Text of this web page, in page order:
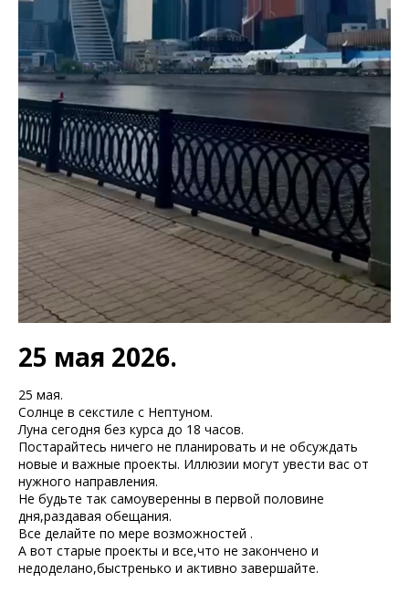
25 мая 2026.
25 мая.
Солнце в секстиле с Нептуном.
Луна сегодня без курса до 18 часов.
Постарайтесь ничего не планировать и не обсуждать
новые и важные проекты. Иллюзии могут увести вас от
нужного направления.
Не будьте так самоуверенны в первой половине
дня,раздавая обещания.
Все делайте по мере возможностей .
А вот старые проекты и все,что не закончено и
недоделано,быстренько и активно завершайте.